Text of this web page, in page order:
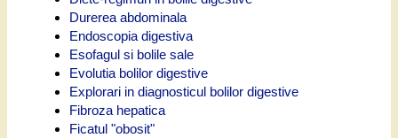
Durerea abdominala
Endoscopia digestiva
Esofagul si bolile sale
Evolutia bolilor digestive
Explorari in diagnosticul bolilor digestive
Fibroza hepatica
Ficatul "obosit"